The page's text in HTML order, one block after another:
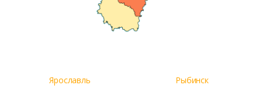
Ярославль Рыбинск